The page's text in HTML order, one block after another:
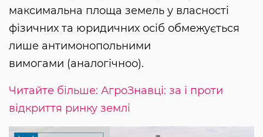
максимальна площа земель у власності
фізичних та юридичних осіб обмежується
лише антимонопольними
вимогами (аналогічноо).
Читайте більше: АгроЗнавці: за і проти
відкриття ринку землі